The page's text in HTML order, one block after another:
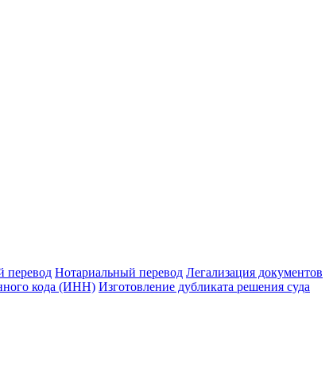
перевод Нотариальный перевод Легализация документов
кода (ИНН) Изготовление дубликата решения суда